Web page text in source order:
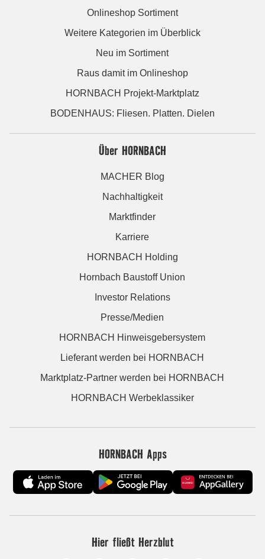
Onlineshop Sortiment
Weitere Kategorien im Überblick
Neu im Sortiment
Raus damit im Onlineshop
HORNBACH Projekt-Marktplatz
BODENHAUS: Fliesen. Platten. Dielen
Über HORNBACH
MACHER Blog
Nachhaltigkeit
Marktfinder
Karriere
HORNBACH Holding
Hornbach Baustoff Union
Investor Relations
Presse/Medien
HORNBACH Hinweisgebersystem
Lieferant werden bei HORNBACH
Marktplatz-Partner werden bei HORNBACH
HORNBACH Werbeklassiker
HORNBACH Apps
Hier fließt Herzblut